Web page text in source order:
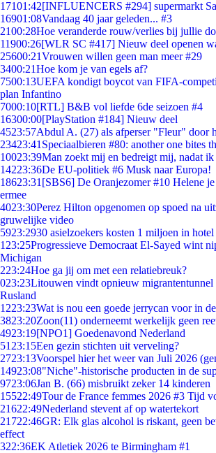
17101:42[INFLUENCERS #294] supermarkt
16901:08Vandaag 40 jaar geleden... #3
2100:28Hoe veranderde rouw/verlies bij jullie
11900:26[WLR SC #417] Nieuw deel openen
25600:21Vrouwen willen geen man meer #29
3400:21Hoe kom je van egels af?
7500:13UEFA kondigt boycot van FIFA-
plan Infantino
7000:10[RTL] B&B vol liefde 6de seizoen #4
16300:00[PlayStation #184] Nieuw deel
4523:57Abdul A. (27) als afperser "Fleur" door
23423:41 Speciaalbieren #80: another one bites
10023:39Man zoekt mij en bedreigt mij, nadat
14223:36De EU-politiek #6 Musk naar Europa!
18623:31 [SBS6] De Oranjezomer #10 Helene
ermee
4023:30Perez Hilton opgenomen op spoed na
gruwelijke video
5923:2930 asielzoekers kosten 1 miljoen in
1 23:25Progressieve Democraat El-Sayed wint
Michigan
223:24Hoe ga jij om met een relatiebreuk?
023:23Litouwen vindt opnieuw migrantentunnel
Rusland
1223:23Wat is nou een goede jerrycan voor in
3823:20Zoon(11) onderneemt werkelijk geen
4923:19[NPO1] Goedenavond Nederland
51 23:15Een gezin stichten uit verveling?
2723:13Voorspel hier het weer van Juli 2026
14923:08"Niche"-historische producten in de
9723:06Jan B. (66) misbruikt zeker 14 kinderen
15522:49Tour de France femmes 2026 #3 Tijd
21622:49Nederland stevent af op watertekort
21722:46GR: Elk glas alcohol is riskant, geen
effect
322:36EK Atletiek 2026 te Birmingham #1